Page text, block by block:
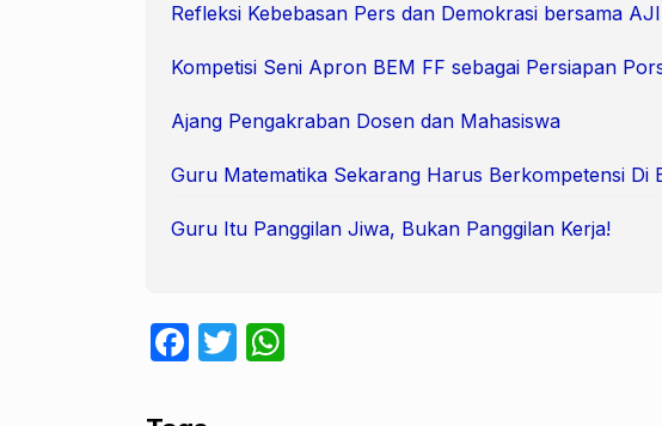
Refleksi Kebebasan Pers dan Demokrasi bersama
Kompetisi Seni Apron BEM FF sebagai Persiapan
Ajang Pengakraban Dosen dan Mahasiswa
Guru Matematika Sekarang Harus Berkompetensi Di
Guru Itu Panggilan Jiwa, Bukan Panggilan Kerja!
F
T